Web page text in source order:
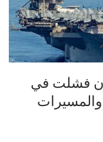
فشلت في
والمسيرات